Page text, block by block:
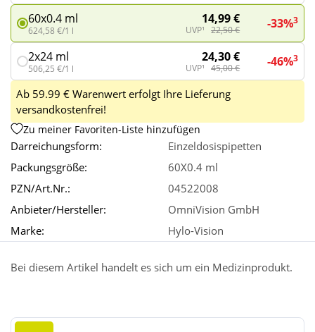
60x0.4 ml
624,58 €/1 l
14,99 €
UVP¹ 22,50 € -33%3
2x24 ml
506,25 €/1 l
24,30 €
UVP¹ 45,00 € -46%3
Ab 59.99 € Warenwert erfolgt Ihre Lieferung
versandkostenfrei!
Zu meiner Favoriten-Liste hinzufügen
Darreichungsform:
Einzeldosispipetten
Packungsgröße:
60X0.4 ml
PZN/Art.Nr.:
04522008
Anbieter/Hersteller:
OmniVision GmbH
Marke:
Hylo-Vision
Bei diesem Artikel handelt es sich um ein Medizinprodukt.